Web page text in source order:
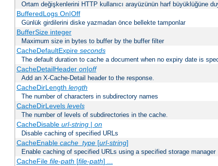
Ortam değişkenlerini HTTP kullanıcı arayüzünün harf büyüklüğüne
BufferedLogs On|Off
Günlük girdilerini diske yazmadan önce bellekte tamponlar
BufferSize integer
Maximum size in bytes to buffer by the buffer filter
CacheDefaultExpire seconds
The default duration to cache a document when no expiry date is
CacheDetailHeader on|off
Add an X-Cache-Detail header to the response.
CacheDirLength length
The number of characters in subdirectory names
CacheDirLevels levels
The number of levels of subdirectories in the cache.
CacheDisable url-string| on
Disable caching of specified URLs
CacheEnable cache_type[url-string]
Enable caching of specified URLs using a specified storage manager
CacheFile file-path [file-path] ...